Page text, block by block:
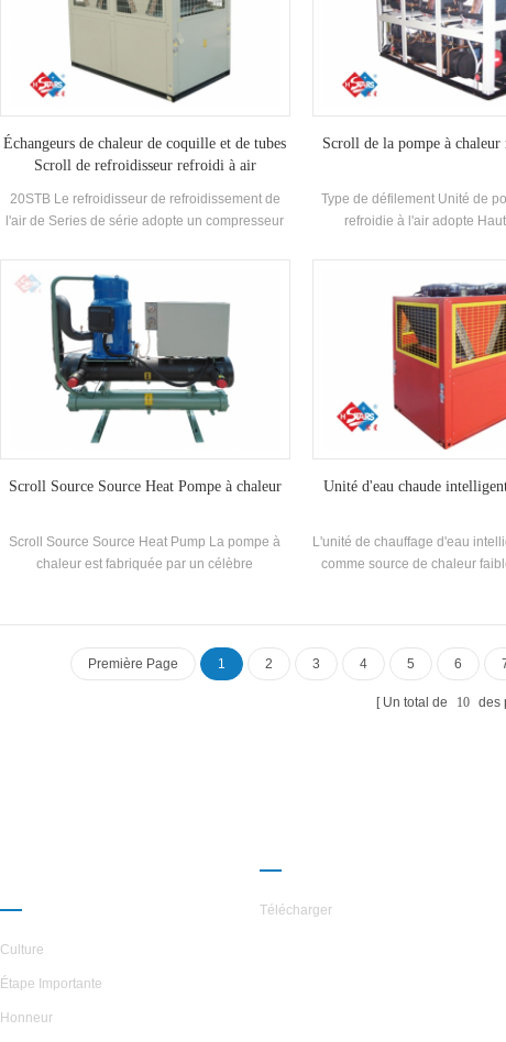
l'énergie et protéger le Environnement.Energy
L'épargne est de 30% ~ 50% comparé à la
méthode de chauffage conventionnel, qui peut
réduire considérablement l'opération Coût.
chaude entre 35-55 ° c.
adaptée à l'alimentation en
rayonnement du sol
Échangeurs de chaleur de coquille et de tubes
Scroll de refroidisseur refroidi à air
20STB Le refroidisseur de refroidissement de
l'air de Series de série adopte un compresseur
indépendamment Haute efficacité shell and-
tube Échangeur de chaleur et échangeur de
chaleur de bobine, adopte R22 et r407c
réfrigérateur
Scroll de la pompe à
Type de défilement Unité de
refroidie à l'air adopte
auto-développé et fabriqué
shell and-tube Échangeur
échangeur de chaleur à
R134A, R407C
Scroll Source Source Heat Pompe à chaleur
Scroll Source Source Heat Pump La pompe à
chaleur est fabriquée par un célèbre
recherches et de développement
indépendantes de Haute efficacité Échangeur
de chaleur en spirale
Unité d'eau chaude
L'unité de chauffage d'eau
comme source de chaleur
Première Page 1 2 3 4 5 6
Un total de 10 des
Culture
Étape Importante
Honneur
Télécharger